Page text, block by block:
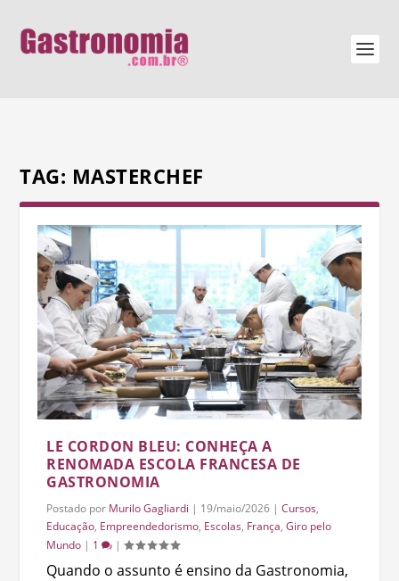
TAG: MASTERCHEF
LE CORDON BLEU: CONHEÇA A
RENOMADA ESCOLA FRANCESA DE
GASTRONOMIA
Postado por Murilo Gagliardi | 19/maio/2026 |Cursos,
Educação, Empreendedorismo, Escolas, França,Giro pelo
Mundo | 1 |
Quando o assunto é ensino da Gastronomia,